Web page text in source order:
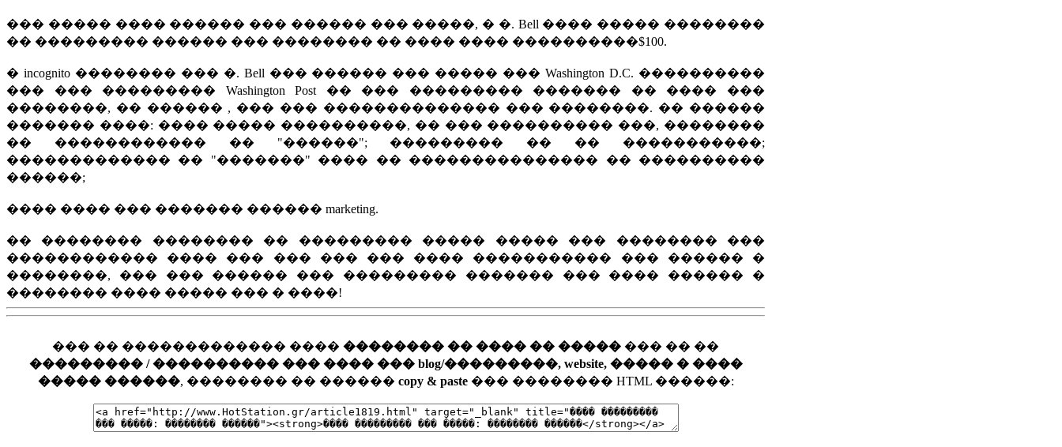
��� ����� ���� ������ ��� ������ ��� �����, � �. Bell ���� ����� ��������
�� ��������� ������ ��� �������� �� ���� ���� ����������$100.
� incognito �������� ��� �. Bell ��� ������ ��� ����� ��� Washington D.C. ����������
��� ��� ��������� Washington Post �� ��� ��������� ������� �� ���� ���
��������, �� ������ , ��� ��� �������������� ��� ��������. �� ������
������� ����: ���� ����� ����������, �� ��� ���������� ���, ��������
�� ������������ �� "������"; ��������� �� �� �����������;
������������� �� "�������" ���� �� ��������������� �� ����������
������;
���� ���� ��� ������� ������ marketing.
�� �������� �������� �� ��������� ����� ����� ��� �������� ���
������������ ���� ��� ��� ��� ��� ���� ����������� ��� ������ �
��������, ��� ��� ������ ��� ��������� ������� ��� ���� ������ �
�������� ���� ����� ��� � ����!
��� �� ������������� ���� �������� �� ���� �� ����� ��� �� ��
��������� / ���������� ��� ���� ��� blog/���������, website, ����� � ����
����� ������, �������� �� ������ copy & paste��� �������� HTML ������: